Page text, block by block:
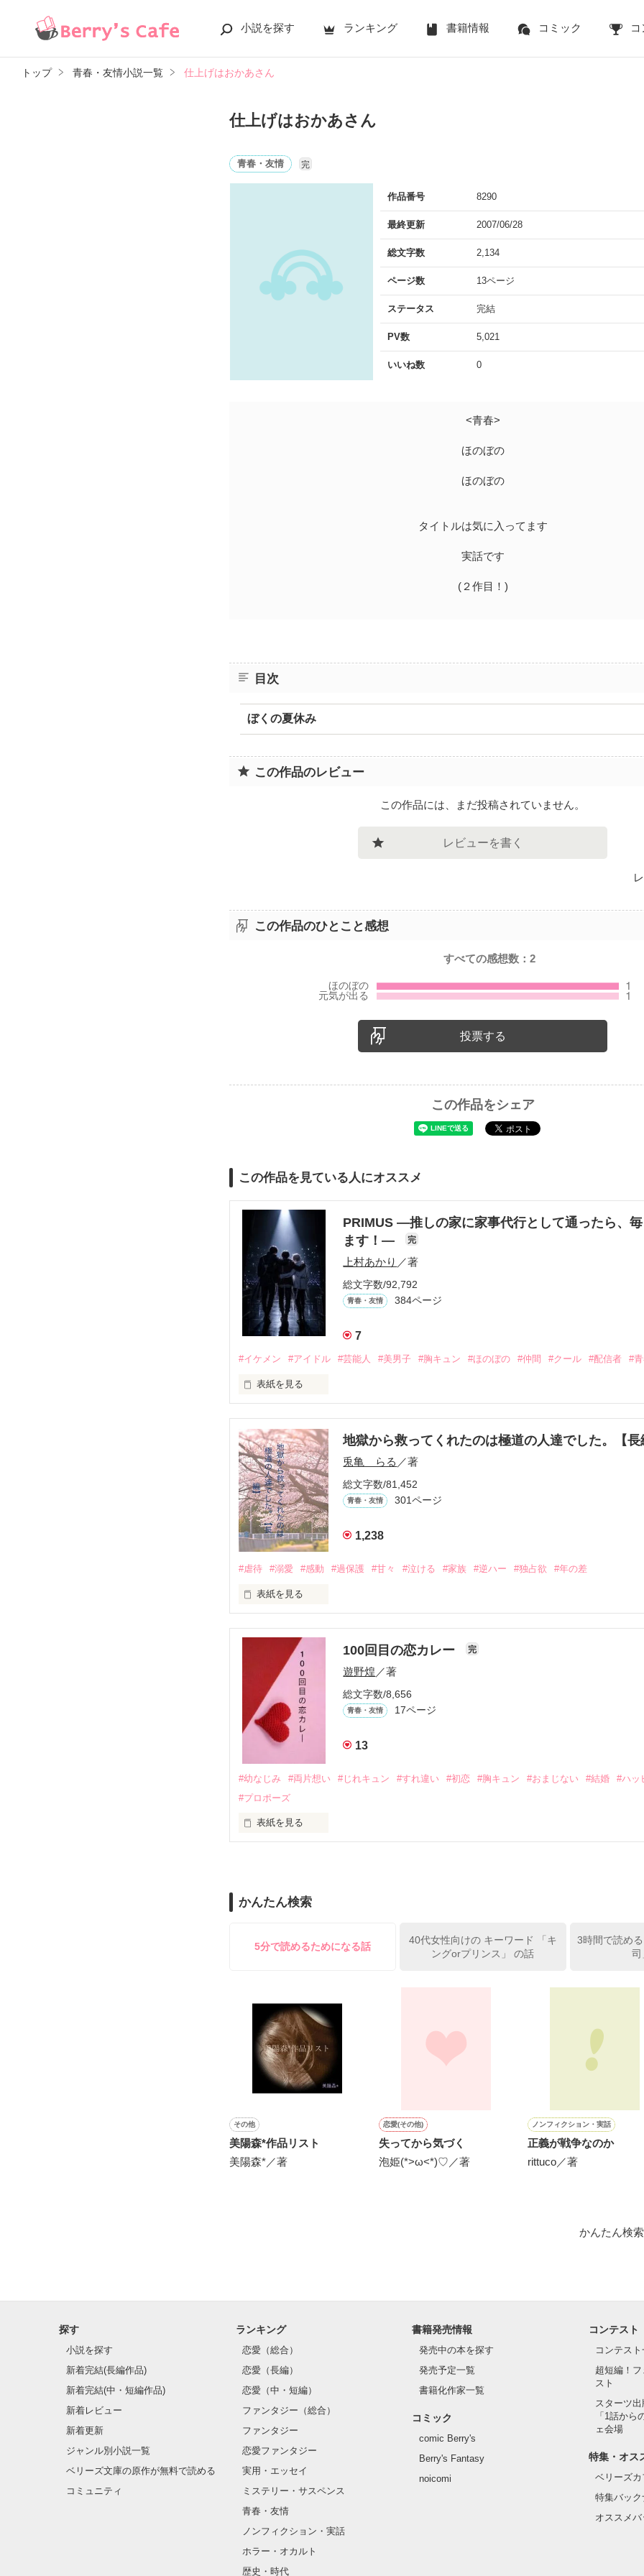
小説を探す ランキング 書籍情報 コミック コ
トップ 青春・友情小説一覧 仕上げはおかあさん
仕上げはおかあさん
青春・友情 完
作品番号 8290
最終更新 2007/06/28
総文字数 2,134
ページ数 13ページ
ステータス 完結
PV数 5,021
いいね数 0
<青春>
ほのぼの
ほのぼの
タイトルは気に入ってます
実話です
(２作目！)
目次
ぼくの夏休み
この作品のレビュー
この作品には、まだ投稿されていません。
レビューを書く
この作品のひとこと感想
すべての感想数：2
投票する
この作品をシェア
この作品を見ている人にオススメ
PRIMUS ―推しの家に家事代行として通ったら、
ます！―
完
上村あかり ／著
総文字数/92,792
青春・友情 384ページ
7
#イケメン #アイドル #芸能人 #美男子 #胸キュン #ほのぼの #仲間 #クール #配信者 #
表紙を見る
不器用でも努力を諦めない赤。
無口で頼れる黒。
天才肌で笑顔が眩しい白。
三人の姿に勇気をもらい、「私も一歩踏み出してみたい」と思えるようになった。
恋、友情、夢、そして成長。
〜青春群像劇〜
画像AI制作
地獄から救ってくれたのは極道の人達でした。【長
兎亀 らる ／著
総文字数/81,452
青春・友情 301ページ
1,238
#虐待 #溺愛 #感動 #過保護 #甘々 #泣ける #家族 #逆ハー #独占欲 #年の差
表紙を見る
『──のせいじゃないよ』
｢なんであんたが生きてんのよ｣
『生きていてくれてありがとう』
｢あんたなんか産まなきゃ良かった｣
｢あんたさえ居なければ·····｣
その女の子に感情を教える極道達との物語。
泣き方も、笑い方も、助けの求め方も、何も知らなかった。
『"愛してるよ"』
感動のラスト──
ありがとうございます❀
※こちらの作品は、以前出していたしたものの長編バージョンになります。
2024.4.9
作品を読む
100回目の恋カレー 完
遊野煌 ／著
総文字数/8,656
青春・友情 17ページ
13
#幼なじみ #両片想い #じれキュン #すれ違い #初恋 #胸キュン #おまじない #結婚
#ハッ
#プロポーズ
表紙を見る
『うん。恋カレーを100回たべたら、好きな人が自分のこと好きになっちゃうんだって』
作品を読む
かんたん検索
5分で読めるためになる話
40代女性向けの キーワード 「キ
ングorプリンス」 の話
3時間で読め
司
その他
美陽森*作品リスト
美陽森*／著
恋愛(その他)
失ってから気づく
泡姫(*>ω<*)♡／著
ノンフィクション・実話
正義が戦争なのか
rittuco／著
かんたん検
探す
小説を探す
新着完結(長編作品)
新着完結(中・短編作品)
新着レビュー
新着更新
ジャンル別小説一覧
ベリーズ文庫の原作が無料で読める
コミュニティ
ランキング
恋愛（総合）
恋愛（長編）
恋愛（中・短編）
ファンタジー（総合）
ファンタジー
恋愛ファンタジー
実用・エッセイ
ミステリー・サスペンス
青春・友情
ノンフィクション・実話
ホラー・オカルト
歴史・時代
書籍発売情報
発売中の本を探す
発売予定一覧
書籍化作家一覧
コミック
comic Berry's
Berry's Fantasy
noicomi
コンテスト
コンテスト
超短編！
スト
スターツ
「1話から
ェ会場
特集・オス
ベリーズ
特集バック
オススメ